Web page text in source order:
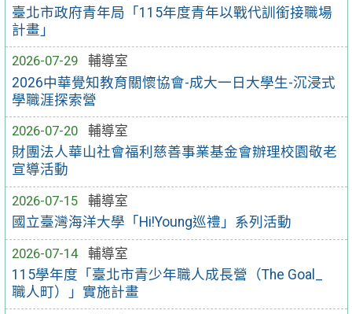
臺北市政府青年局「115年度青年以戰代訓銜接職場
計畫」
2026-07-29
輔導室
2026中華覺知教育關懷協會-成大一日大學生-沉浸式
學職涯探索營
2026-07-20
輔導室
財團法人華山社會福利慈善事業基金會辦理校園敬老
宣導活動
2026-07-15
輔導室
國立臺灣海洋大學「Hi!Young巡禮」系列活動
2026-07-14
輔導室
115學年度「臺北市青少年職人成長營（The Goal_
職人町）」實施計畫